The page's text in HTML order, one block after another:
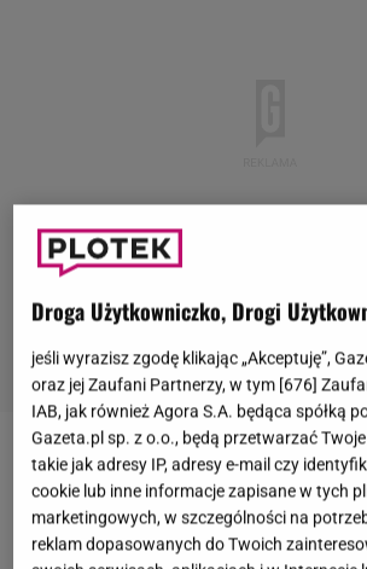
Ostatnie dni były ekstremalne pod
pogody. Gwałtowne, obfite ulewy
część kraju znalazła się pod wodą.
Droga Użytkowniczko, Drogi
jeśli wyrazisz zgodę klikając „Akceptuję”,
oraz jej Zaufani Partnerzy, w tym [676]
IAB, jak również Agora S.A. będąca spółką
Gazeta.pl sp. z o.o., będą przetwarzać
takie jak adresy IP, adresy e-mail czy
cookie lub inne informacje zapisane w tych
marketingowych, w szczególności na
reklam dopasowanych do Twoich